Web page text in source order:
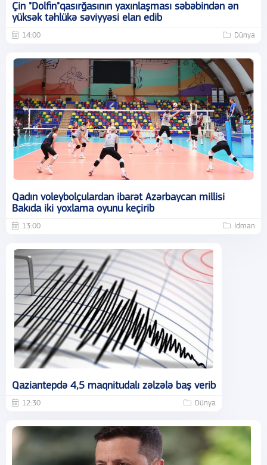
Çin "Dolfin"qasırğasının yaxınlaşması səbəbindən ən
yüksək təhlükə səviyyəsi elan edib
14:00 Dünya
Qadın voleybolçulardan ibarət Azərbaycan millisi
Bakıda iki yoxlama oyunu keçirib
13:00 İdman
Qaziantepdə 4,5 maqnitudalı zəlzələ baş verib
12:30 Dünya